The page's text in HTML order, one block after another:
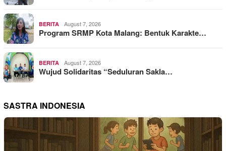
BERITA August 7, 2026
Program SRMP Kota Malang: Bentuk Karakte…
BERITA August 7, 2026
Wujud Solidaritas “Seduluran Sakla…
SASTRA INDONESIA